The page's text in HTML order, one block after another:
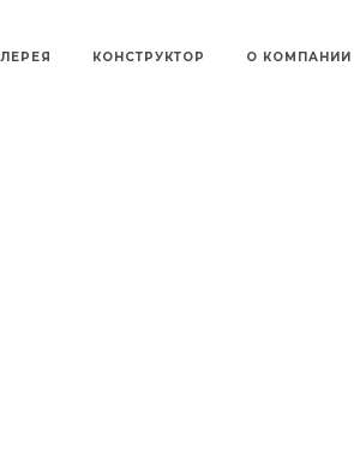
КОНСТРУКТОР О КОМПАНИИ